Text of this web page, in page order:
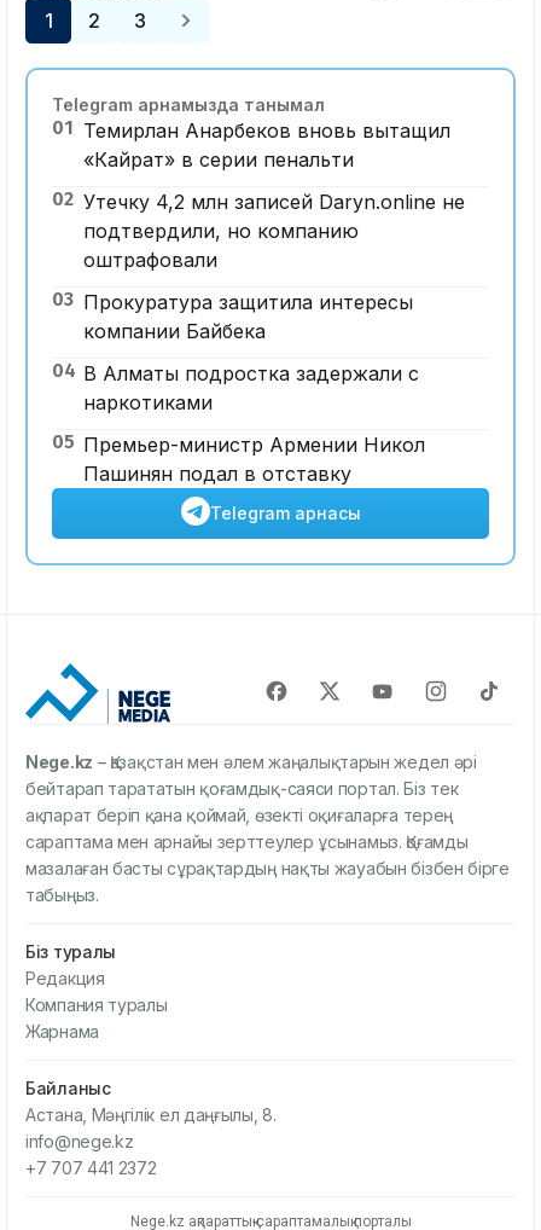
1 2 3
Telegram арнамызда танымал
01 Темирлан Анарбеков вновь вытащил
«Кайрат» в серии пенальти
02 Утечку 4,2 млн записей Daryn.online не
подтвердили, но компанию
оштрафовали
03 Прокуратура защитила интересы
компании Байбека
04 В Алматы подростка задержали с
наркотиками
05 Премьер-министр Армении Никол
Пашинян подал в отставку
Telegram арнасы
Nege.kz – Қазақстан мен әлем жаңалықтарын жедел әрі
бейтарап тарататын қоғамдық-саяси портал. Біз тек
ақпарат беріп қана қоймай, өзекті оқиғаларға терең
сараптама мен арнайы зерттеулер ұсынамыз. Қоғамды
мазалаған басты сұрақтардың нақты жауабын бізбен бірге
табыңыз.
Біз туралы
Редакция
Компания туралы
Жарнама
Байланыс
Астана, Мәңгілік ел даңғылы, 8.
info@nege.kz
+7 707 441 2372
Nege.kz ақпараттық-сараптамалық порталы